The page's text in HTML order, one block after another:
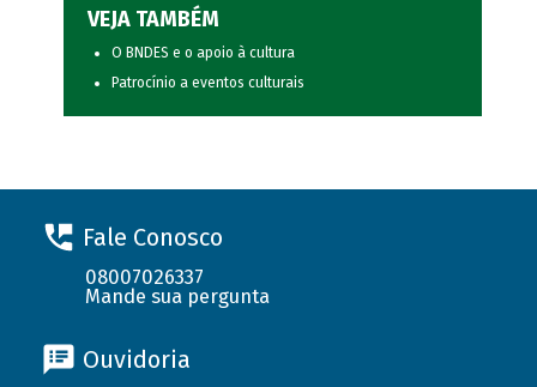
VEJA TAMBÉM
O BNDES e o apoio à cultura
Patrocínio a eventos culturais
Fale Conosco
08007026337
Mande sua pergunta
Ouvidoria